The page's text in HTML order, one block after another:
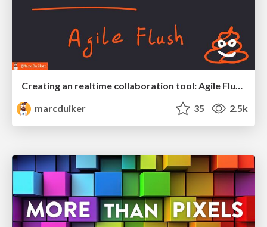
Creating an realtime collaboration tool: Agile Flush - .NET Oxford
marcduiker
35 2.5k